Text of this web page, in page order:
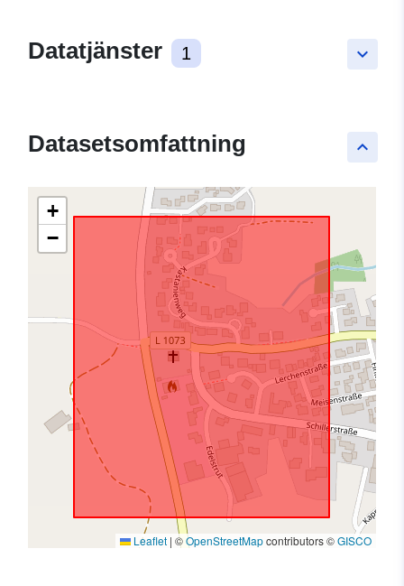
keyboard_arrow_down
Datatjänster 1
keyboard_arrow_up
Datasetsomfattning
+
−
Leaflet | ©OpenStreetMapcontributors ©GISCO